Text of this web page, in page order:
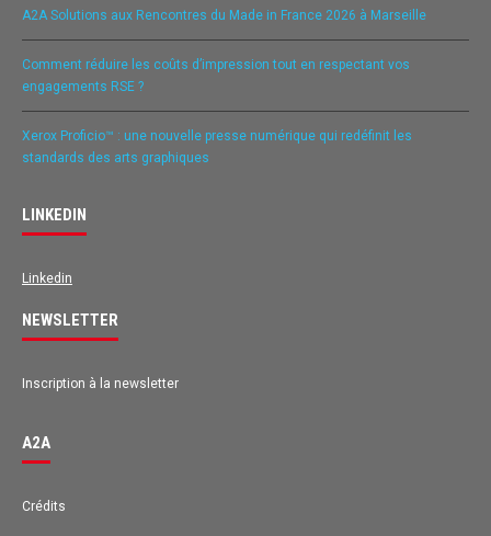
A2A Solutions aux Rencontres du Made in France 2026 à Marseille
Comment réduire les coûts d’impression tout en respectant vos
engagements RSE ?
Xerox Proficio™ : une nouvelle presse numérique qui redéfinit les
standards des arts graphiques
LINKEDIN
Linkedin
NEWSLETTER
Inscription à la newsletter
A2A
Crédits